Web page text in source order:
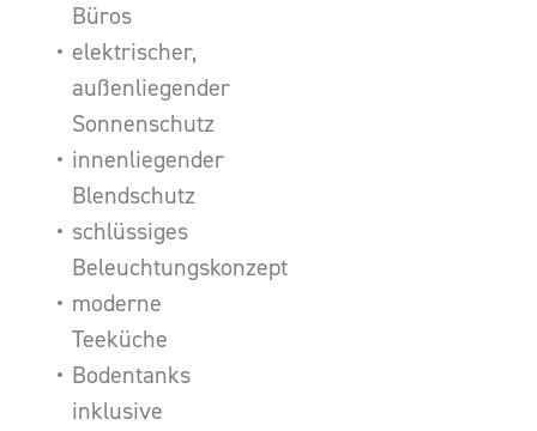
Büros
elektrischer,
außenliegender
Sonnenschutz
innenliegender
Blendschutz
schlüssiges
Beleuchtungskonzept
moderne
Teeküche
Bodentanks
inklusive